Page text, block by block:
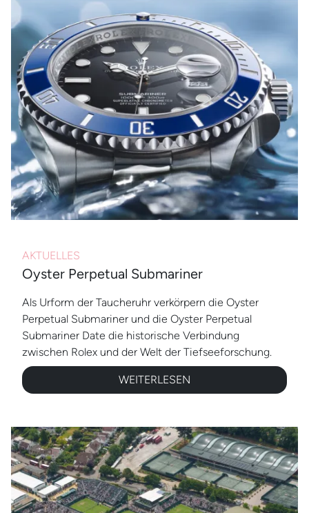
AKTUELLES
Oyster Perpetual Submariner
Als Urform der Taucheruhr verkörpern die Oyster
Perpetual Submariner und die Oyster Perpetual
Submariner Date die historische Verbindung
zwischen Rolex und der Welt der Tiefseeforschung.
WEITERLESEN